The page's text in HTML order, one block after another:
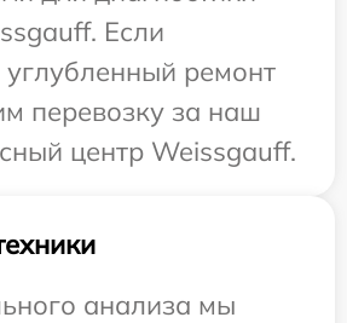
Если
углубленный ремонт
перевозку за наш
центр Weissgauff.
анализа мы